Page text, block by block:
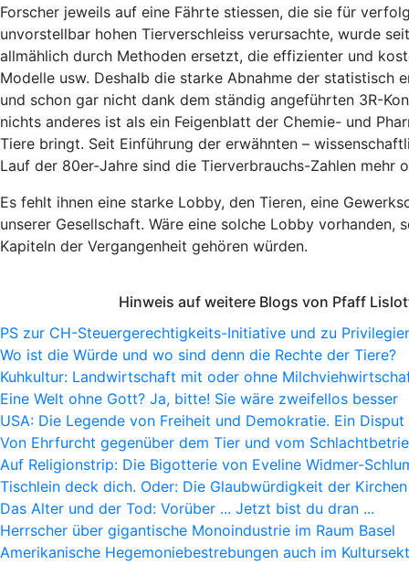
Forscher jeweils auf eine Fährte stiessen, die sie für
unvorstellbar hohen Tierverschleiss verursachte, wurde
allmählich durch Methoden ersetzt, die effizienter und
Modelle usw. Deshalb die starke Abnahme der statistisch
und schon gar nicht dank dem ständig angeführten 3R-
nichts anderes ist als ein Feigenblatt der Chemie- und
Tiere bringt. Seit Einführung der erwähnten –
Lauf der 80er-Jahre sind die Tierverbrauchs-Zahlen mehr
Es fehlt ihnen eine starke Lobby, den Tieren, eine
unserer Gesellschaft. Wäre eine solche Lobby
Kapiteln der Vergangenheit gehören würden.
Hinweis auf weitere Blogs von Pfaff
PS zur CH-Steuergerechtigkeits-Initiative und zu
Wo ist die Würde und wo sind denn die Rechte der Tiere?
Kuhkultur: Landwirtschaft mit oder ohne
Eine Welt ohne Gott? Ja, bitte! Sie wäre zweifellos besser
USA: Die Legende von Freiheit und Demokratie. Ein Disput
Von Ehrfurcht gegenüber dem Tier und vom
Auf Religionstrip: Die Bigotterie von Eveline Widmer-
Tischlein deck dich. Oder: Die Glaubwürdigkeit der Kirchen
Das Alter und der Tod: Vorüber ... Jetzt bist du dran ...
Herrscher über gigantische Monoindustrie im Raum Basel
Amerikanische Hegemoniebestrebungen auch im